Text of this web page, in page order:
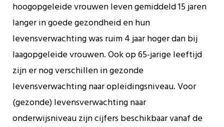
hoogopgeleide vrouwen leven gemiddeld 15 jaren
langer in goede gezondheid en hun
levensverwachting was ruim 4 jaar hoger dan bij
laagopgeleide vrouwen. Ook op 65-jarige leeftijd
zijn er nog verschillen in gezonde
levensverwachting naar opleidingsniveau. Voor
(gezonde) levensverwachting naar
onderwijsniveau zijn cijfers beschikbaar vanaf de